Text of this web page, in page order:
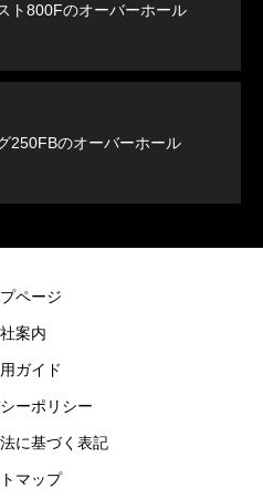
品で中型リールを５～６
ことができます。
ト800Fのオーバーホール
250FBのオーバーホール
プページ
案内
ガイド
ーポリシー
に基づく表記
マップ